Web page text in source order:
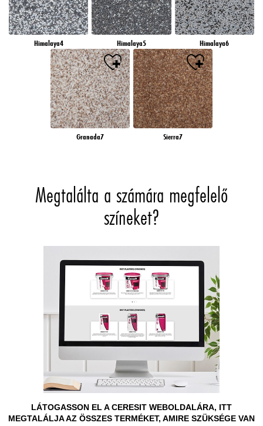
Himalaya4 Himalaya5 Himalaya6
Granada7 Sierra7
Megtalálta a számára megfelelő
színeket?
LÁTOGASSON EL A CERESIT WEBOLDALÁRA, ITT
MEGTALÁLJA AZ ÖSSZES TERMÉKET, AMIRE SZÜKSÉGE VAN